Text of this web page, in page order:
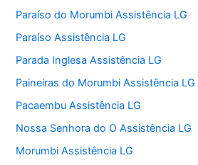
Paraíso do Morumbi Assistência LG
Paraíso Assistência LG
Parada Inglesa Assistência LG
Paineiras do Morumbi Assistência LG
Pacaembu Assistência LG
Nossa Senhora do O Assistência LG
Morumbi Assistência LG